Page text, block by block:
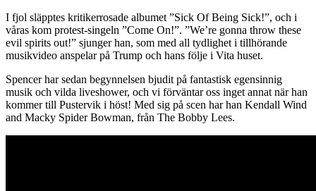
I fjol släpptes kritikerrosade albumet ”Sick Of Being Sick!”, och i
våras kom protest-singeln ”Come On!”. ”We’re gonna throw these
evil spirits out!” sjunger han, som med all tydlighet i tillhörande
musikvideo anspelar på Trump och hans följe i Vita huset.
Spencer har sedan begynnelsen bjudit på fantastisk egensinnig
musik och vilda liveshower, och vi förväntar oss inget annat när han
kommer till Pustervik i höst! Med sig på scen har han Kendall Wind
and Macky Spider Bowman, från The Bobby Lees.